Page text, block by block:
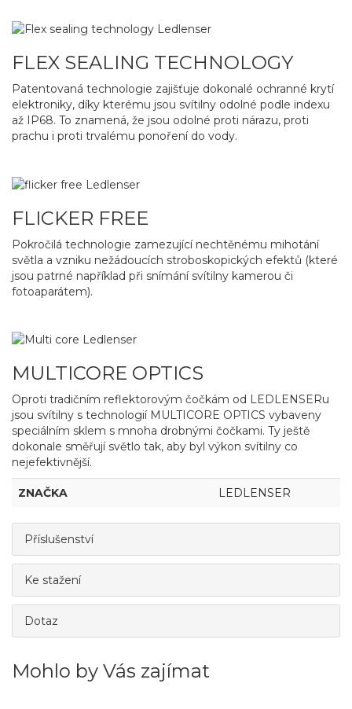
FLEX SEALING TECHNOLOGY
Patentovaná technologie zajišťuje dokonalé ochranné krytí
elektroniky, díky kterému jsou svítilny odolné podle indexu
až IP68. To znamená, že jsou odolné proti nárazu, proti
prachu i proti trvalému ponoření do vody.
FLICKER FREE
Pokročilá technologie zamezující nechtěnému mihotání
světla a vzniku nežádoucích stroboskopických efektů (které
jsou patrné například při snímání svítilny kamerou či
fotoaparátem).
MULTICORE OPTICS
Oproti tradičním reflektorovým čočkám od LEDLENSERu
jsou svítilny s technologií MULTICORE OPTICS vybaveny
speciálním sklem s mnoha drobnými čočkami. Ty ještě
dokonale směřují světlo tak, aby byl výkon svítilny co
nejefektivnější.
ZNAČKA LEDLENSER
Příslušenství
Ke stažení
Dotaz
Mohlo by Vás zajímat